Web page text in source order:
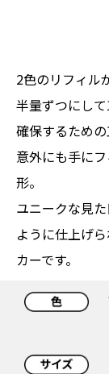
2色のリフィル
半量ずつにし
確保するため
意外にも手に
形。
ユニークな見
ように仕上げ
カーです。